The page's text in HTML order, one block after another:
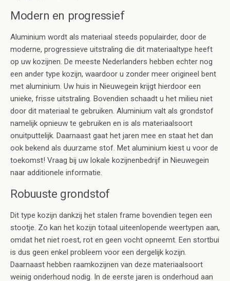
Modern en progressief
Aluminium wordt als materiaal steeds populairder, door de
moderne, progressieve uitstraling die dit materiaaltype heeft
op uw kozijnen. De meeste Nederlanders hebben echter nog
een ander type kozijn, waardoor u zonder meer origineel bent
met aluminium. Uw huis in Nieuwegein krijgt hierdoor een
unieke, frisse uitstraling. Bovendien schaadt u het milieu niet
door dit materiaal te gebruiken. Aluminium valt als grondstof
namelijk opnieuw te gebruiken en is als materiaalsoort
onuitputtelijk. Daarnaast gaat het jaren mee en staat het dan
ook bekend als duurzame stof. Met aluminium kiest u voor de
toekomst! Vraag bij uw lokale kozijnenbedrijf in Nieuwegein
naar additionele informatie.
Robuuste grondstof
Dit type kozijn dankzij het stalen frame bovendien tegen een
stootje. Zo kan het kozijn totaal uiteenlopende weertypen aan,
omdat het niet roest, rot en geen vocht opneemt. Een stortbui
is dus geen enkel probleem voor een dergelijk kozijn.
Daarnaast hebben raamkozijnen van deze materiaalsoort
weinig onderhoud nodig. In de eerste jaren is onderhoud aan